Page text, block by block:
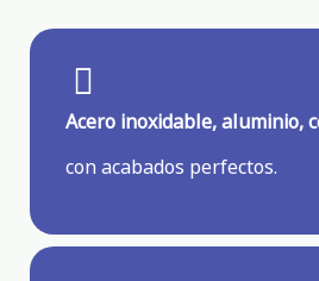
Acero inoxidable, aluminio,
con acabados perfectos.